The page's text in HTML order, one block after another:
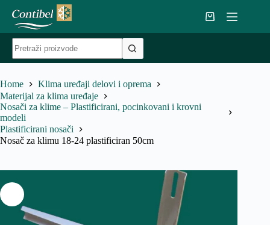
content
Shopping
cart
results
Home
Klima uređaji delovi i oprema
Materijal za klima uređaje
Nosači za klime – Plastificirani, pocinkovani i krovni
modeli
Plastificirani nosači
Nosač za klimu 18-24 plastificiran 50cm